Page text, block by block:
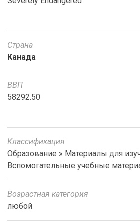
Страна
Канада
ВВП
58292.50
Классификация
Образование » Материалы для
Вспомогательные учебные
Возрастная категория
любой